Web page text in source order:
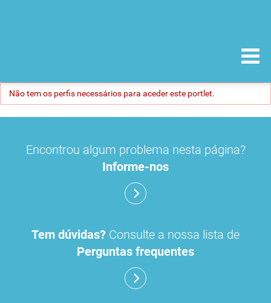
Não tem os perfis necessários para aceder este portlet.
Encontrou algum problema nesta página?
Informe-nos
Tem dúvidas? Consulte a nossa lista de
Perguntas frequentes